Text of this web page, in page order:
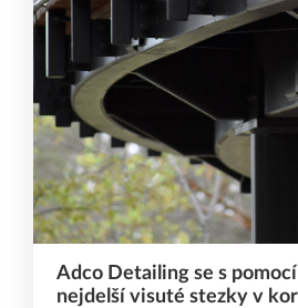
Adco Detailing se s
nejdelší visuté stezky v